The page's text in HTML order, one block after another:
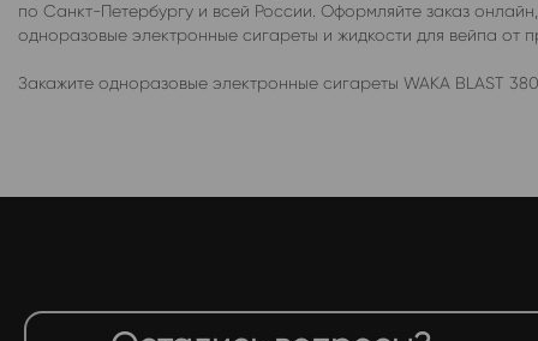
по Санкт-Петербургу и всей России. Оформляйте заказ
одноразовые электронные сигареты и жидкости для вейпа от
Закажите одноразовые электронные сигареты WAKA BLAST